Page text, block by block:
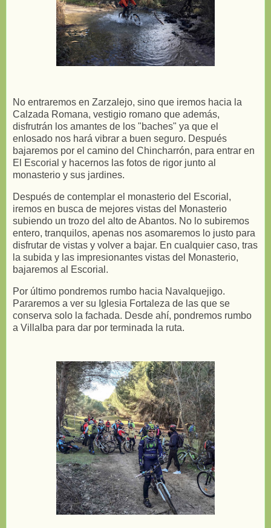
No entraremos en Zarzalejo, sino que iremos hacia la
Calzada Romana, vestigio romano que además,
disfrutrán los amantes de los "baches" ya que el
enlosado nos hará vibrar a buen seguro. Después
bajaremos por el camino del Chincharrón, para entrar en
El Escorial y hacernos las fotos de rigor junto al
monasterio y sus jardines.
Después de contemplar el monasterio del Escorial,
iremos en busca de mejores vistas del Monasterio
subiendo un trozo del alto de Abantos. No lo subiremos
entero, tranquilos, apenas nos asomaremos lo justo para
disfrutar de vistas y volver a bajar. En cualquier caso, tras
la subida y las impresionantes vistas del Monasterio,
bajaremos al Escorial.
Por último pondremos rumbo hacia Navalquejigo.
Pararemos a ver su Iglesia Fortaleza de las que se
conserva solo la fachada. Desde ahí, pondremos rumbo
a Villalba para dar por terminada la ruta.